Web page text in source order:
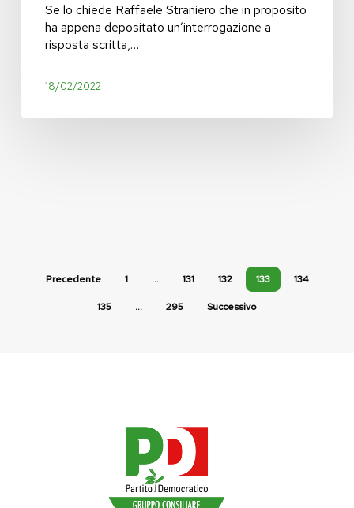
reumatologia?
Pazienti
Se lo chiede Raffaele Straniero che in proposito
ha appena depositato un’interrogazione a
risposta scritta,…
18/02/2022
Precedente 1 … 131 132 133 134
135 … 295 Successivo